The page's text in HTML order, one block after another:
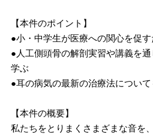
【本件のポイント】
●小・中学生が医療への関心を促
●人工側頭骨の解剖実習や講義を
学ぶ
●耳の病気の最新の治療法につい
【本件の概要】
私たちをとりまくさまざまな音を